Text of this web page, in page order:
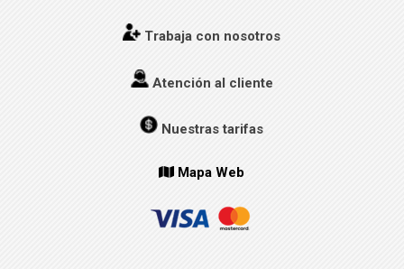
Trabaja con nosotros
Atención al cliente
Nuestras tarifas
Mapa Web